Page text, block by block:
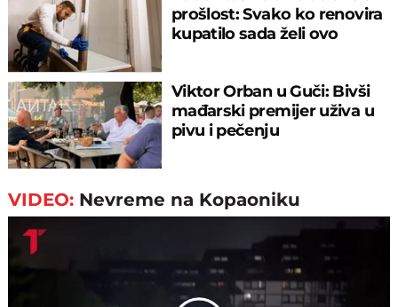
prošlost: Svako ko renovira
kupatilo sada želi ovo
Viktor Orban u Guči: Bivši
mađarski premijer uživa u
pivu i pečenju
VIDEO: Nevreme na Kopaoniku